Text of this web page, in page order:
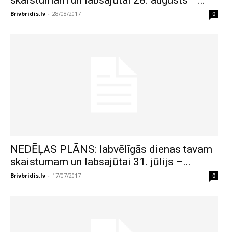
Brivbridis.lv - 28/08/2017 0
NEDĒĻAS PLĀNS: labvēlīgās dienas tavam
skaistumam un labsajūtai 31. jūlijs –...
Brivbridis.lv - 17/07/2017 0